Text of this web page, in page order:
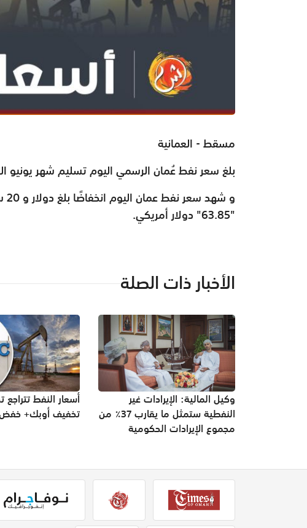
مسقط - العمانية
بلغ سعر نفط عُمان الرسمي اليوم تسليم شهر يونيو القادم 65ر62 دولار
"63.85" دولار أمريكي.
الأخبار ذات الصلة
وكيل المالية: الإيرادات غير
النفطية ستمثل ما يقارب 37٪؜ من
مجموع الإيرادات الحكومية
أسعار النفط تتراجع
تخفيف أوبك+ خفض